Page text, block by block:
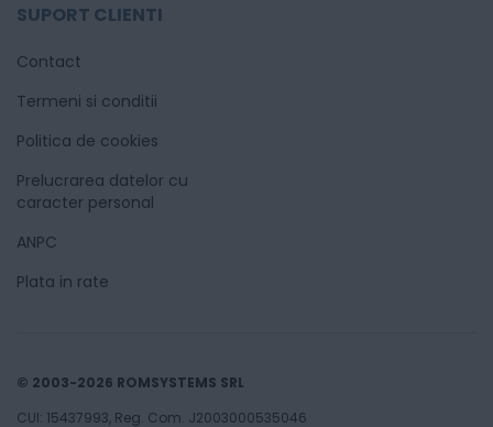
SUPORT CLIENTI
Contact
Termeni si conditii
Politica de cookies
Prelucrarea datelor cu
caracter personal
ANPC
Plata in rate
© 2003-2026 ROMSYSTEMS SRL
CUI: 15437993, Reg. Com. J2003000535046